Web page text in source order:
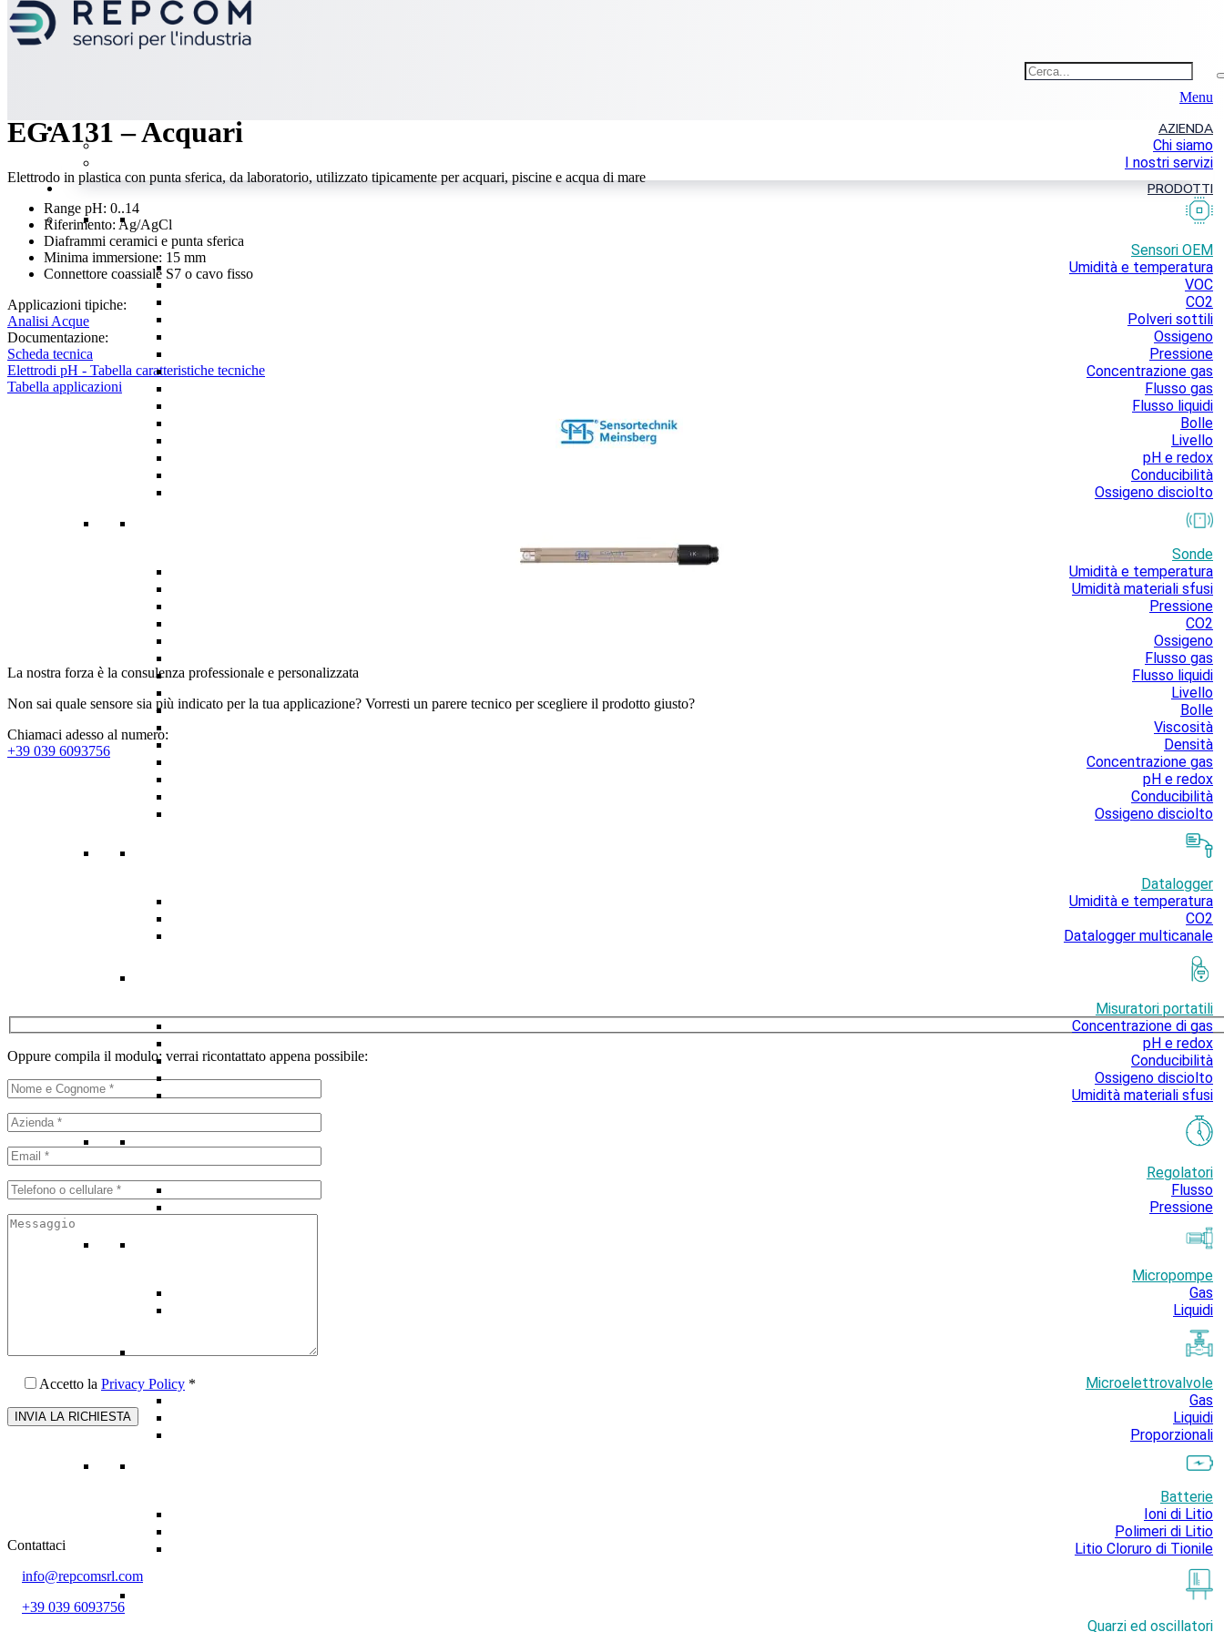
Menu
AZIENDA
Chi siamo
I nostri servizi
PRODOTTI
Sensori OEM
Umidità e temperatura
VOC
CO2
Polveri sottili
Ossigeno
Pressione
Concentrazione gas
Flusso gas
Flusso liquidi
Bolle
Livello
pH e redox
Conducibilità
Ossigeno disciolto
Sonde
Umidità e temperatura
Umidità materiali sfusi
Pressione
CO2
Ossigeno
Flusso gas
Flusso liquidi
Livello
Bolle
Viscosità
Densità
Concentrazione gas
pH e redox
Conducibilità
Ossigeno disciolto
Datalogger
Umidità e temperatura
CO2
Datalogger multicanale
Misuratori portatili
Concentrazione di gas
pH e redox
Conducibilità
Ossigeno disciolto
Umidità materiali sfusi
Regolatori
Flusso
Pressione
Micropompe
Gas
Liquidi
Microelettrovalvole
Gas
Liquidi
Proporzionali
Batterie
Ioni di Litio
Polimeri di Litio
Litio Cloruro di Tionile
Quarzi ed oscillatori
EGA131 – Acquari
Elettrodo in plastica con punta sferica, da laboratorio, utilizzato tipicamente per acquari, piscine e acqua di mare
Range pH: 0..14
Riferimento: Ag/AgCl
Diaframmi ceramici e punta sferica
Minima immersione: 15 mm
Connettore coassiale S7 o cavo fisso
Applicazioni tipiche:
Analisi Acque
Documentazione:
Scheda tecnica
Elettrodi pH - Tabella caratteristiche tecniche
Tabella applicazioni
La nostra forza è la consulenza professionale e personalizzata
Non sai quale sensore sia più indicato per la tua applicazione? Vorresti un parere tecnico per scegliere il prodotto giusto?
Chiamaci adesso al numero:
+39 039 6093756
Oppure compila il modulo: verrai ricontattato appena possibile:
Accetto la Privacy Policy *
Contattaci
info@repcomsrl.com
+39 039 6093756